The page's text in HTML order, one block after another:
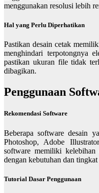
menggunakan resolusi lebih
Hal yang Perlu Diperhatikan
Pastikan desain cetak
menghindari terpotongnya
pastikan ukuran file tidak
dibagikan.
Penggunaan
Rekomendasi Software
Beberapa software desain
Photoshop, Adobe
software memiliki kelebihan
dengan kebutuhan dan
Tutorial Dasar Penggunaan